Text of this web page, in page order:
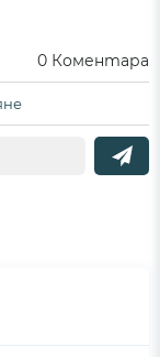
0 Коментара